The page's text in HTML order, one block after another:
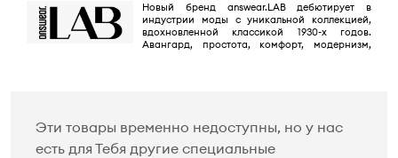
Новый бренд answear.LAB дебютирует в
индустрии моды с уникальной коллекцией,
вдохновленной классикой 1930-х годов.
Авангард, простота, комфорт, модернизм,
Эти товары временно недоступны, но у нас
есть для Тебя другие специальные